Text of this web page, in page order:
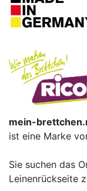
mein-
ist eine Marke
Sie suchen das
Leinenrückseite